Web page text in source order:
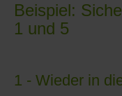
Beispiel:
1 und 5
1 - Wieder in